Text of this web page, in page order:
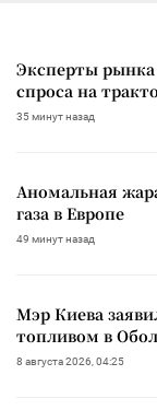
Эксперты рынка
спроса на
35 минут назад
Аномальная
газа в Европе
49 минут назад
Мэр Киева
топливом в
8 августа 2026, 04:25